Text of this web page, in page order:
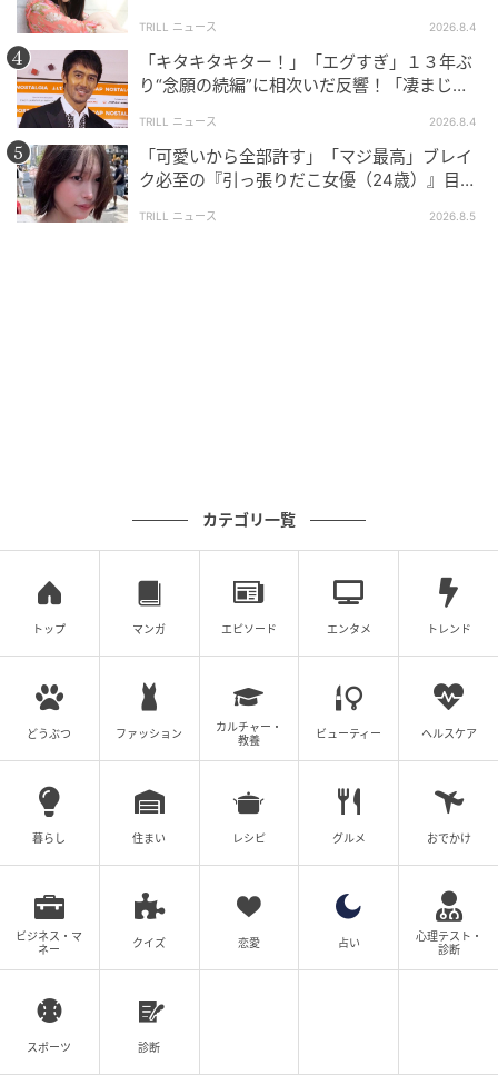
TRILL ニュース 2026.8.4
「キタキタキター！」「エグすぎ」１３年ぶ
り“念願の続編”に相次いだ反響！「凄まじく
TRILL ニュース 2026.8.4
「可愛いから全部許す」「マジ最高」ブレイ
ク必至の『引っ張りだこ女優（24歳）』目が
TRILL ニュース 2026.8.5
カテゴリ一覧
トップ マンガ エピソード エンタメ トレンド
どうぶつ ファッション
カルチャー・
教養
ビューティー ヘルスケア
暮らし 住まい レシピ グルメ おでかけ
ビジネス・マ
ネー
クイズ 恋愛 占い
心理テスト・
診断
スポーツ 診断